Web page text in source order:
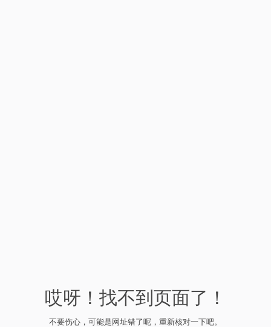
哎呀！找不到页面了！
不要伤心，可能是网址错了呢，重新核对一下吧。